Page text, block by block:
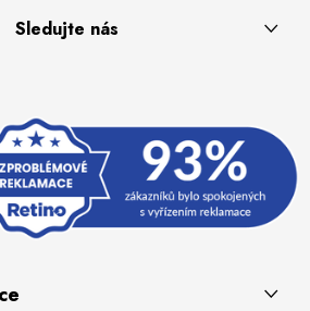
Sledujte nás